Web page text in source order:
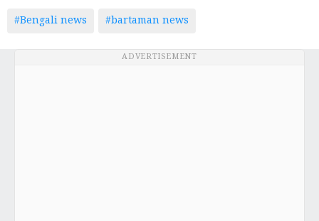
#Bengali news #bartaman news
ADVERTISEMENT